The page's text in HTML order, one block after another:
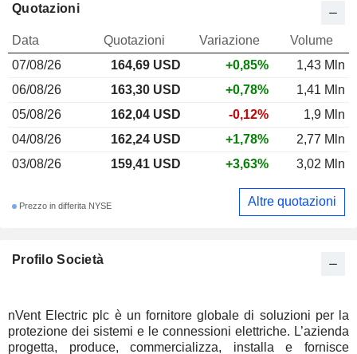
Profilo Società
nVent Electric plc è un fornitore globale di soluzioni per la
protezione dei sistemi e le connessioni elettriche. L’azienda
progetta, produce, commercializza, installa e fornisce
Quotazioni
Data Quotazioni Variazione
Volume
07/08/26
164,69 USD +0,85%
1,43 Mln
06/08/26
163,30 USD +0,78%
1,41 Mln
05/08/26
162,04 USD -0,12%
1,9 Mln
04/08/26
162,24 USD +1,78%
2,77 Mln
03/08/26
159,41 USD +3,63% 3,02 Mln
Prezzo in differita NYSE Altre quotazioni